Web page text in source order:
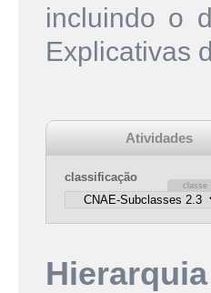
incluindo o
Explicativas
Atividades
classificação
Hierarquia